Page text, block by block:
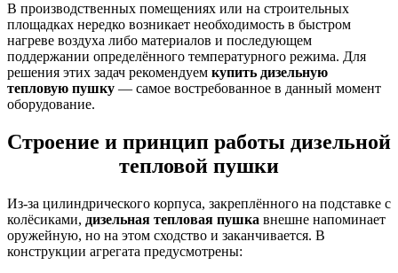
В производственных помещениях или на строительных
площадках нередко возникает необходимость в быстром
нагреве воздуха либо материалов и последующем
поддержании определённого температурного режима. Для
решения этих задач рекомендуем купить дизельную
тепловую пушку — самое востребованное в данный момент
оборудование.
Строение и принцип работы дизельной
тепловой пушки
Из-за цилиндрического корпуса, закреплённого на подставке с
колёсиками, дизельная тепловая пушка внешне напоминает
оружейную, но на этом сходство и заканчивается. В
конструкции агрегата предусмотрены: